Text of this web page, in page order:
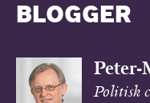
BLOGGER
Peter-
Politisk